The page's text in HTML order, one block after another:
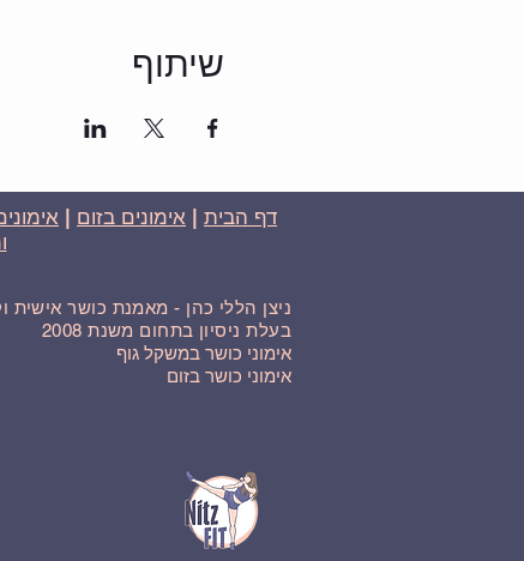
שיתוף
דף הבית אימונים בזום
ניצן הללי כהן - מאמנת כושר אישית
בעלת ניסיון בתחום משנת 2008
אימוני כושר במשקל גוף
אימוני כושר בזום